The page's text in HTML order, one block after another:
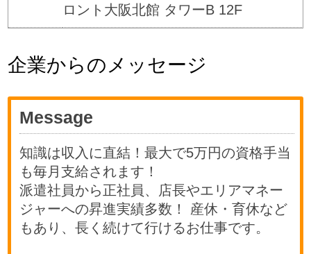
ロント大阪北館 タワーB 12F
企業からのメッセージ
Message
知識は収入に直結！最大で5万円の資格手当
も毎月支給されます！
派遣社員から正社員、店長やエリアマネー
ジャーへの昇進実績多数！ 産休・育休など
もあり、長く続けて行けるお仕事です。